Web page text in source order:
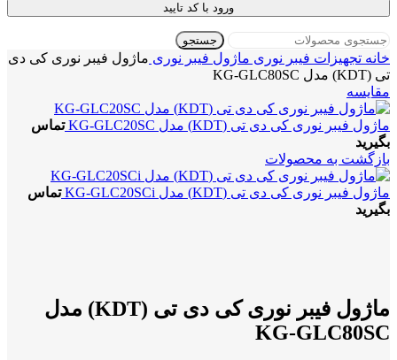
ورود با کد تایید
جستجو
خانه تجهیزات فیبر نوری ماژول فیبر نوری ماژول فیبر نوری کی دی
تی (KDT) مدل KG-GLC80SC
مقایسه
ماژول فیبر نوری کی دی تی (KDT) مدل KG-GLC20SC
تماس
بگیرید
بازگشت به محصولات
ماژول فیبر نوری کی دی تی (KDT) مدل KG-GLC20SCi
تماس
بگیرید
ماژول فیبر نوری کی دی تی (KDT) مدل
KG-GLC80SC